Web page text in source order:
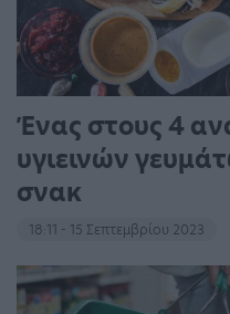
Ένας στους 4
υγιεινών
σνακ
18:11 - 15 Σεπτεμβρίου 2023